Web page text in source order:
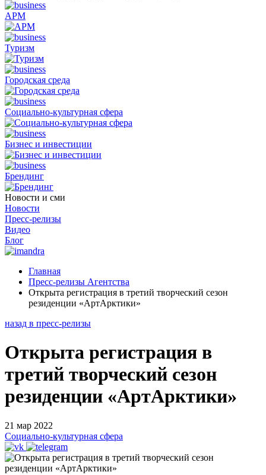
АРМ
Туризм
Городская среда
Социально-культурная сфера
Бизнес и инвестиции
Брендинг
Новости и сми
Новости
Пресс-релизы
Видео
Блог
Главная
Пресс-релизы Агентства
Открыта регистрация в третий творческий сезон
резиденции «АртАрктики»
назад в пресс-релизы
Открыта регистрация в
третий творческий сезон
резиденции «АртАрктики»
21 мар 2022
Социально-культурная сфера